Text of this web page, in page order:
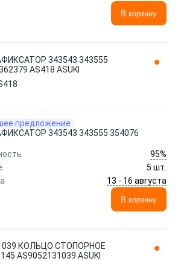
В корзину
343543 343555
AS418 ASUKI
предложение
343543 343555 354076
95%
5 шт.
13 - 16 августа
В корзину
КОЛЬЦО СТОПОРНОЕ
AS9052131039 ASUKI